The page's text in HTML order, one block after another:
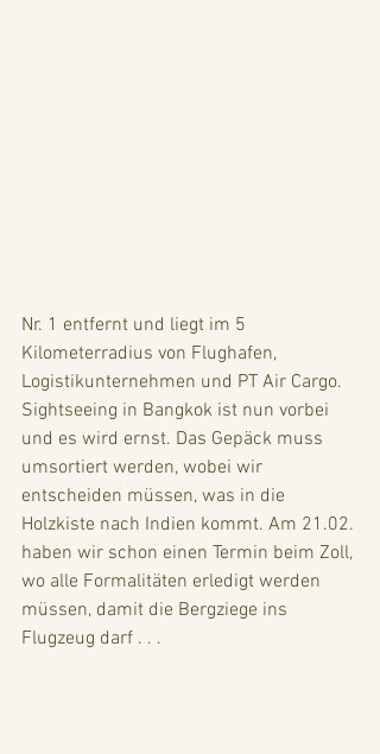
Nr. 1 entfernt und liegt im 5
Kilometerradius von Flughafen,
Logistikunternehmen und PT Air Cargo.
Sightseeing in Bangkok ist nun vorbei
und es wird ernst. Das Gepäck muss
umsortiert werden, wobei wir
entscheiden müssen, was in die
Holzkiste nach Indien kommt. Am 21.02.
haben wir schon einen Termin beim Zoll,
wo alle Formalitäten erledigt werden
müssen, damit die Bergziege ins
Flugzeug darf . . .